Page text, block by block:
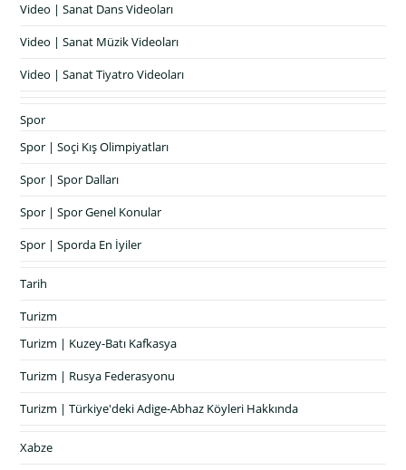
Video | Sanat Dans Videoları
Video | Sanat Müzik Videoları
Video | Sanat Tiyatro Videoları
Spor
Spor | Soçi Kış Olimpiyatları
Spor | Spor Dalları
Spor | Spor Genel Konular
Spor | Sporda En İyiler
Tarih
Turizm
Turizm | Kuzey-Batı Kafkasya
Turizm | Rusya Federasyonu
Turizm | Türkiye'deki Adige-Abhaz Köyleri Hakkında
Xabze